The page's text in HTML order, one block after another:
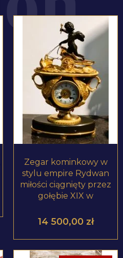
ZOBACZ PRODUKT
Zegar kominkowy w
stylu empire Rydwan
miłości ciągnięty przez
gołębie XIX w
14 500,00 zł